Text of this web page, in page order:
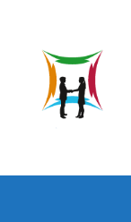
springen